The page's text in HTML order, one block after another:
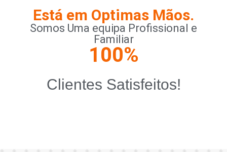
Está em Optimas Mãos.
Somos Uma equipa Profissional e
Familiar
Clientes Satisfeitos!
100%